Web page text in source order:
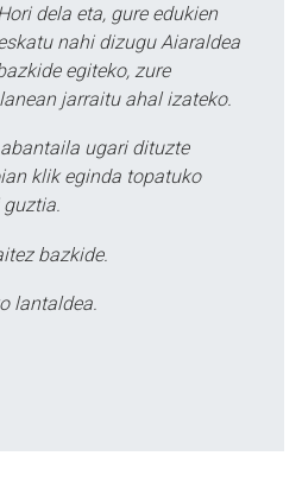
dela eta, gure edukien
nahi dizugu Aiaraldea
egiteko, zure
jarraitu ahal izateko.
ugari dituzte
klik eginda topatuko
bazkide.
lantaldea.